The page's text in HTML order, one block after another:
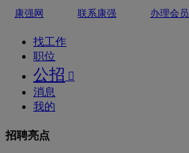
康强网
联系康强 办理会员
找工作
职位
公招 
消息
我的
招聘亮点